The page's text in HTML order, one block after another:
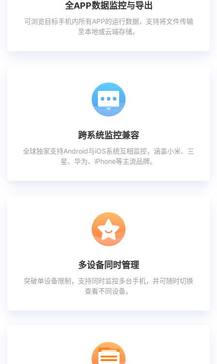
全APP数据监控与导出
可浏览目标手机内所有APP的运行数据，支持将文件传输
至本地或云端存储。
跨系统监控兼容
全球独家支持Android与iOS系统互相监控，涵盖小米、三
星、华为、iPhone等主流品牌。
多设备同时管理
突破单设备限制，支持同时监控多台手机，并可随时切换
查看不同设备。